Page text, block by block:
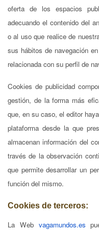
oferta de los espacios
adecuando el contenido del
o al uso que realice de
sus hábitos de navegación
relacionada con su perfil de
Cookies de publicidad
gestión, de la forma más
que, en su caso, el editor
plataforma desde la que
almacenan información del
través de la observación
que permite desarrollar un
función del mismo.
Cookies de terceros:
La Web vagamundos.es